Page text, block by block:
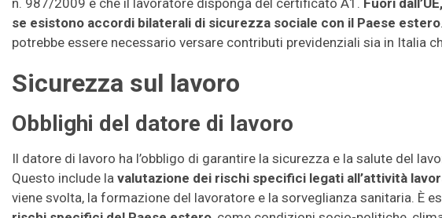
n. 987/2009 e che il lavoratore disponga del certificato A1. Fuori
se esistono accordi bilaterali di sicurezza sociale con il Paese estero
potrebbe essere necessario versare contributi previdenziali sia in Italia
Sicurezza sul lavoro
Obblighi del datore di lavoro
Il datore di lavoro ha l’obbligo di garantire la sicurezza e la salute del
Questo include la valutazione dei rischi specifici legati all’attività
viene svolta, la formazione del lavoratore e la sorveglianza sanitaria. È